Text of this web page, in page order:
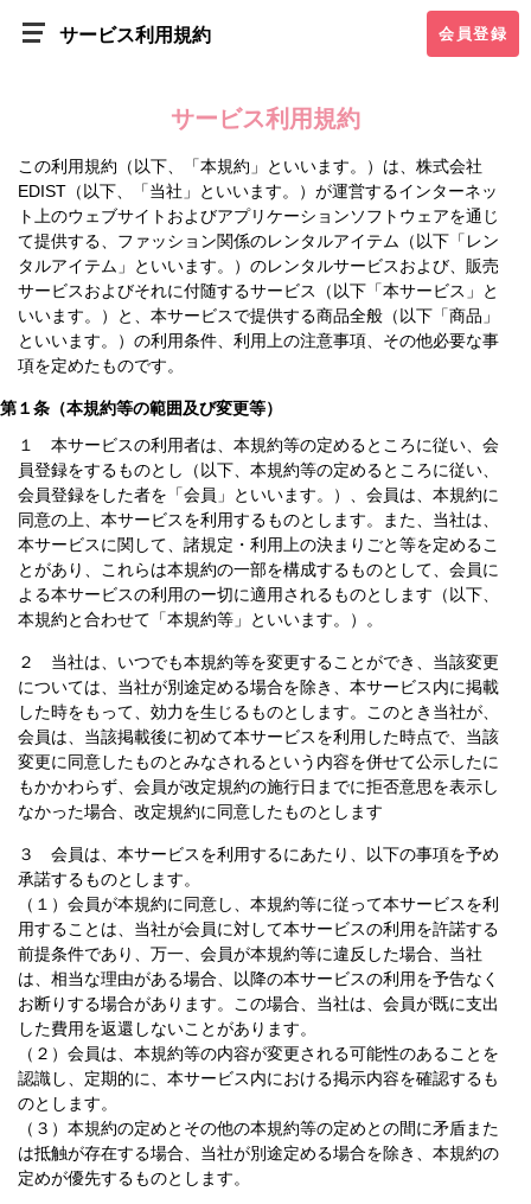
サービス利用規約 会員登録
サービス利用規約
この利用規約（以下、「本規約」といいます。）は、株式会社
EDIST（以下、「当社」といいます。）が運営するインターネッ
ト上のウェブサイトおよびアプリケーションソフトウェアを通じ
て提供する、ファッション関係のレンタルアイテム（以下「レン
タルアイテム」といいます。）のレンタルサービスおよび、販売
サービスおよびそれに付随するサービス（以下「本サービス」と
いいます。）と、本サービスで提供する商品全般（以下「商品」
といいます。）の利用条件、利用上の注意事項、その他必要な事
項を定めたものです。
第１条（本規約等の範囲及び変更等）
１ 本サービスの利用者は、本規約等の定めるところに従い、会
員登録をするものとし（以下、本規約等の定めるところに従い、
会員登録をした者を「会員」といいます。）、会員は、本規約に
同意の上、本サービスを利用するものとします。また、当社は、
本サービスに関して、諸規定・利用上の決まりごと等を定めるこ
とがあり、これらは本規約の一部を構成するものとして、会員に
よる本サービスの利用のー切に適用されるものとします（以下、
本規約と合わせて「本規約等」といいます。）。
２ 当社は、いつでも本規約等を変更することができ、当該変更
については、当社が別途定める場合を除き、本サービス内に掲載
した時をもって、効力を生じるものとします。このとき当社が、
会員は、当該掲載後に初めて本サービスを利用した時点で、当該
変更に同意したものとみなされるという内容を併せて公示したに
もかかわらず、会員が改定規約の施行日までに拒否意思を表示し
なかった場合、改定規約に同意したものとします
３ 会員は、本サービスを利用するにあたり、以下の事項を予め
承諾するものとします。
（１）会員が本規約に同意し、本規約等に従って本サービスを利
用することは、当社が会員に対して本サービスの利用を許諾する
前提条件であり、万一、会員が本規約等に違反した場合、当社
は、相当な理由がある場合、以降の本サービスの利用を予告なく
お断りする場合があります。この場合、当社は、会員が既に支出
した費用を返還しないことがあります。
（２）会員は、本規約等の内容が変更される可能性のあることを
認識し、定期的に、本サービス内における掲示内容を確認するも
のとします。
（３）本規約の定めとその他の本規約等の定めとの間に矛盾また
は抵触が存在する場合、当社が別途定める場合を除き、本規約の
定めが優先するものとします。